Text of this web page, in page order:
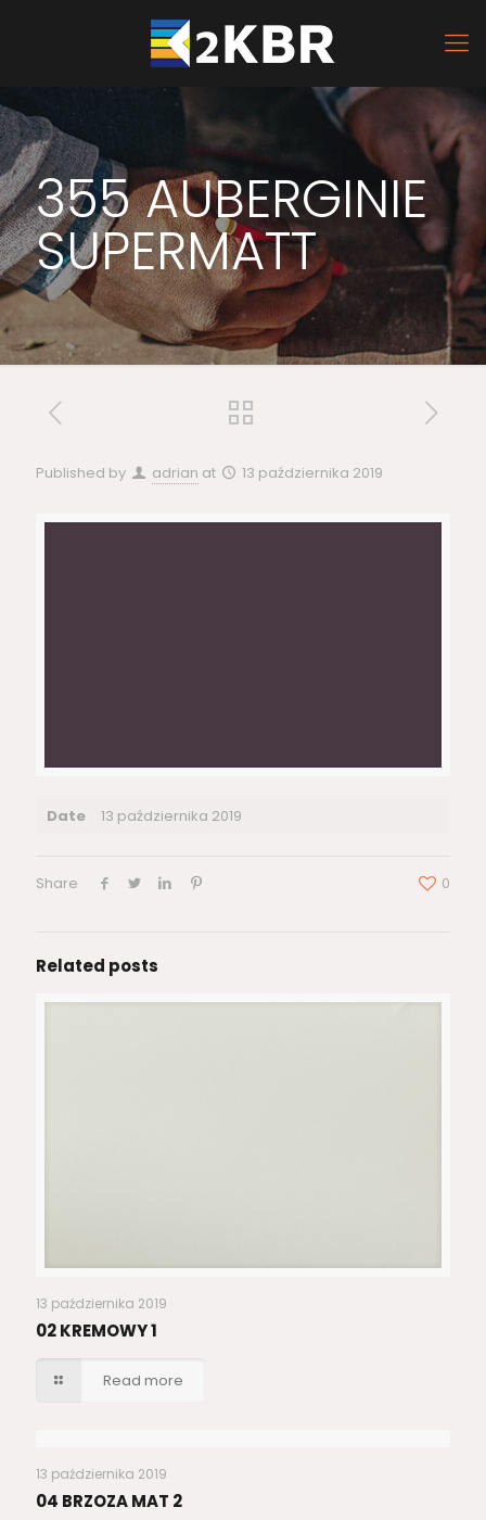
355 AUBERGINIE
SUPERMATT
Published by adrian at 13 października 2019
Date 13 października 2019
Share 0
Related posts
13 października 2019
02 KREMOWY 1
Read more
13 października 2019
04 BRZOZA MAT 2